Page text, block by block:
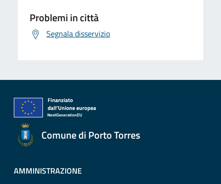
Problemi in città
Segnala disservizio
Comune di Porto Torres
AMMINISTRAZIONE